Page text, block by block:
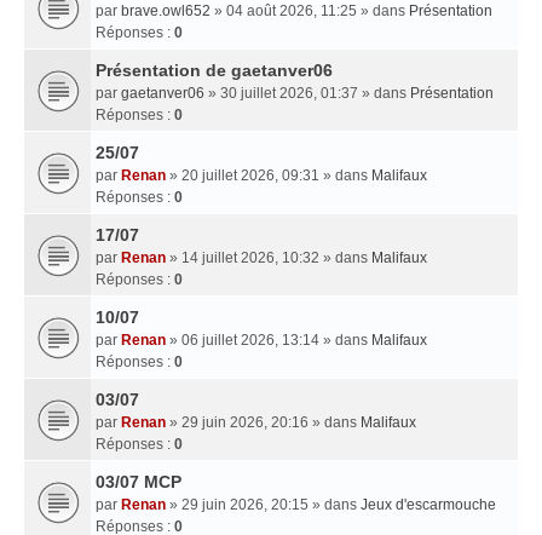
par brave.owl652 » 04 août 2026, 11:25 » dans Présentation
Réponses : 0
Présentation de gaetanver06
par gaetanver06 » 30 juillet 2026, 01:37 » dans Présentation
Réponses : 0
25/07
par Renan » 20 juillet 2026, 09:31 » dans Malifaux
Réponses : 0
17/07
par Renan » 14 juillet 2026, 10:32 » dans Malifaux
Réponses : 0
10/07
par Renan » 06 juillet 2026, 13:14 » dans Malifaux
Réponses : 0
03/07
par Renan » 29 juin 2026, 20:16 » dans Malifaux
Réponses : 0
03/07 MCP
par Renan » 29 juin 2026, 20:15 » dans Jeux d'escarmouche
Réponses : 0